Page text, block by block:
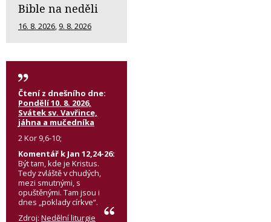
Bible na neděli
16. 8. 2026, 9. 8. 2026
Čtení z dnešního dne:
Pondělí 10. 8. 2026,
Svátek sv. Vavřince,
jáhna a mučedníka
2 Kor 9,6-10;
Komentář k Jan 12,24-26:
Být tam, kde je Kristus.
Tedy zvláště v chudých,
mezi smutnými, s
opuštěnými. Tam jsou i
dnes „poklady církve“.
Zdroj: Nedělní liturgie